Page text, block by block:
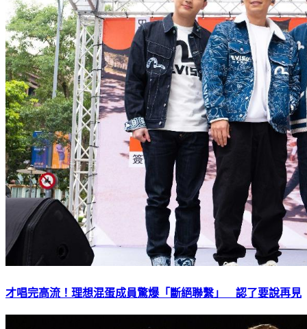
才唱完高流！理想混蛋成員驚爆「斷絕聯繫」 認了要說再見